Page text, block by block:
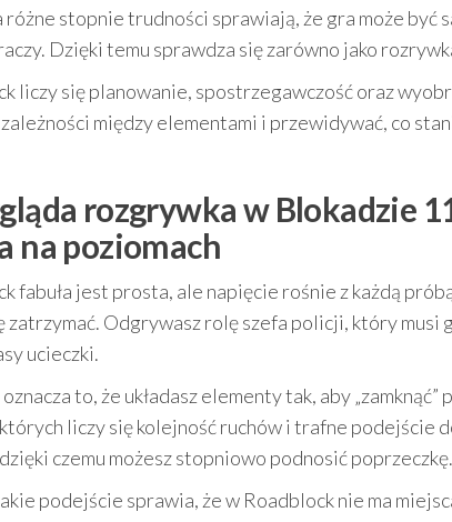
różne stopnie trudności sprawiają, że gra może być
Dzięki temu sprawdza się zarówno jako
liczy się planowanie, spostrzegawczość oraz
między elementami i przewidywać, co
rozgrywka w Blokadzie
na poziomach
fabuła jest prosta, ale napięcie rośnie z każdą
zatrzymać. Odgrywasz rolę szefa policji, który musi
ucieczki.
to, że układasz elementy tak, aby
liczy się kolejność ruchów i trafne podejście
czemu możesz stopniowo podnosić poprzeczkę.
podejście sprawia, że w Roadblock nie ma